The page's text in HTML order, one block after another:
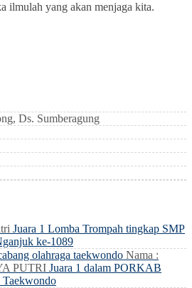
ilmulah yang akan menjaga kita.
Ds. Sumberagung
Juara 1 Lomba Trompah tingkap SMP
ke-1089
Nama :
PUTRI Juara 1 dalam PORKAB
Taekwondo